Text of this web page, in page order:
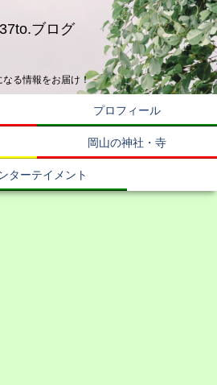
37to.ブログ
なる情報をお届け！
プロフィール
岡山の神社・寺
ターテイメント